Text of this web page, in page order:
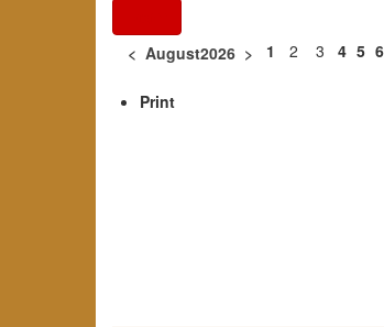
< August2026 > 1 2 3 4 5 6
Print